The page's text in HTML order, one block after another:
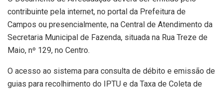
contribuinte pela internet, no portal da Prefeitura de
Campos ou presencialmente, na Central de Atendimento da
Secretaria Municipal de Fazenda, situada na Rua Treze de
Maio, nº 129, no Centro.
O acesso ao sistema para consulta de débito e emissão de
guias para recolhimento do IPTU e da Taxa de Coleta de